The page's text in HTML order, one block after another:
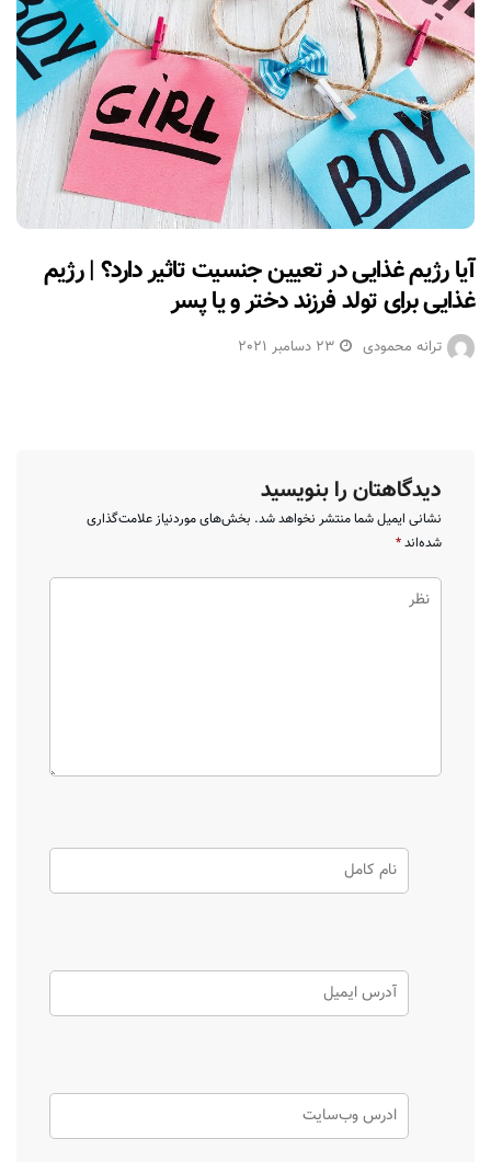
آیا رژیم غذایی در تعیین جنسیت تاثیر دارد؟ | رژیم
غذایی برای تولد فرزند دختر و یا پسر
ترانه محمودی 23 دسامبر 2021
دیدگاهتان را بنویسید
نشانی ایمیل شما منتشر نخواهد شد. بخش‌های موردنیاز علامت‌گذاری
شده‌اند*